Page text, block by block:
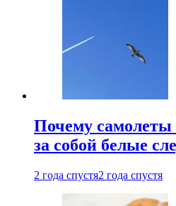
Почему самолеты
за собой белые
2 года спустя2 года спустя